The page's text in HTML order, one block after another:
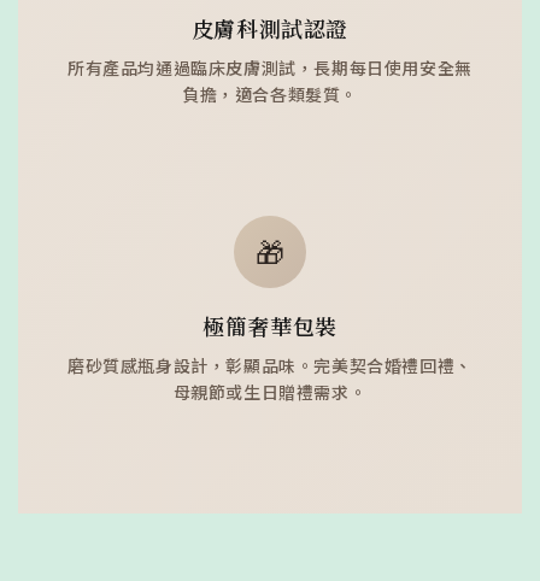
皮膚科測試認證
所有產品均通過臨床皮膚測試，長期每日使用安全無
負擔，適合各類髮質。
🎁
極簡奢華包裝
磨砂質感瓶身設計，彰顯品味。完美契合婚禮回禮、
母親節或生日贈禮需求。